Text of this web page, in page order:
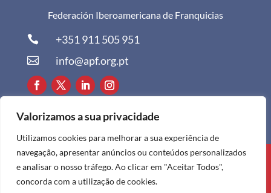
Valorizamos a sua privacidade
Utilizamos cookies para melhorar a sua experiência de
navegação, apresentar anúncios ou conteúdos personalizados
e analisar o nosso tráfego. Ao clicar em "Aceitar Todos",
concorda com a utilização de cookies.
Federación Iberoamericana de Franquicias
 +351 911 505 951
 info@apf.org.pt
Todos os direitos reservados à APF ©
2024